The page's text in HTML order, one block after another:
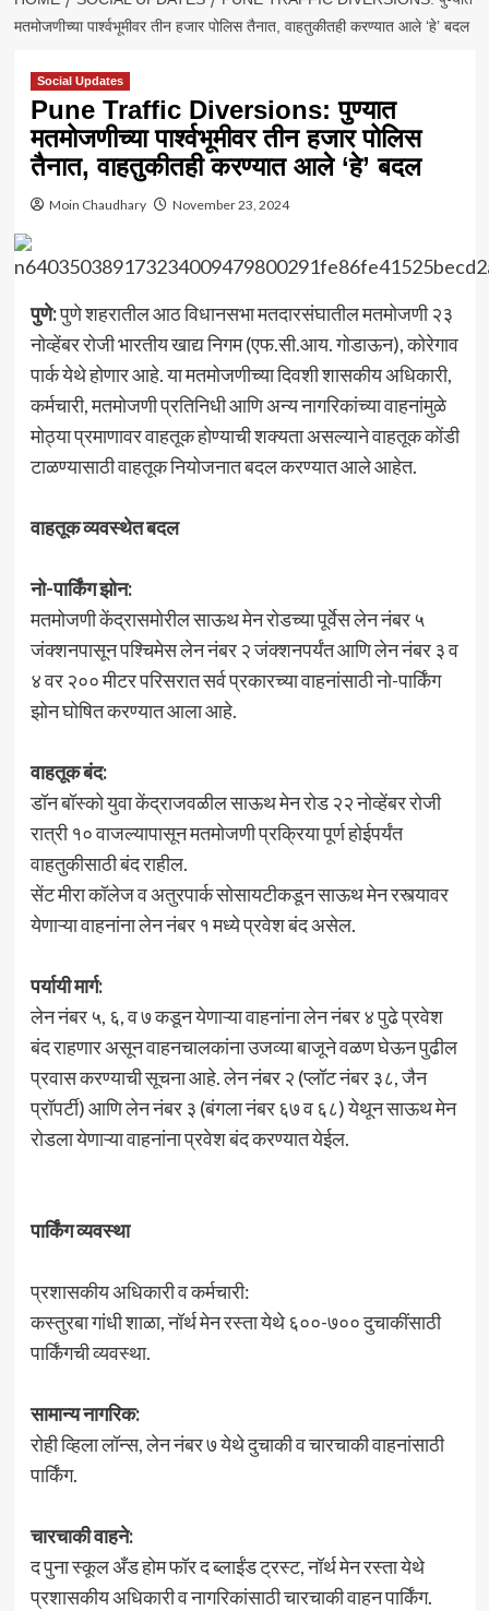
मतमोजणीच्या पार्श्वभूमीवर तीन हजार पोलिस तैनात, वाहतुकीतही करण्यात आले ‘हे’ बदल
Social Updates
Pune Traffic Diversions: पुण्यात
मतमोजणीच्या पार्श्वभूमीवर तीन हजार पोलिस
तैनात, वाहतुकीतही करण्यात आले ‘हे’ बदल
Moin Chaudhary November 23, 2024
पुणे:पुणे शहरातील आठ विधानसभा मतदारसंघातील मतमोजणी २३
नोव्हेंबर रोजी भारतीय खाद्य निगम (एफ.सी.आय. गोडाऊन), कोरेगाव
पार्क येथे होणार आहे. या मतमोजणीच्या दिवशी शासकीय अधिकारी,
कर्मचारी, मतमोजणी प्रतिनिधी आणि अन्य नागरिकांच्या वाहनांमुळे
मोठ्या प्रमाणावर वाहतूक होण्याची शक्यता असल्याने वाहतूक कोंडी
टाळण्यासाठी वाहतूक नियोजनात बदल करण्यात आले आहेत.
वाहतूक व्यवस्थेत बदल
नो-पार्किंग झोन:
मतमोजणी केंद्रासमोरील साऊथ मेन रोडच्या पूर्वेस लेन नंबर ५
जंक्शनपासून पश्चिमेस लेन नंबर २ जंक्शनपर्यंत आणि लेन नंबर ३ व
४ वर २०० मीटर परिसरात सर्व प्रकारच्या वाहनांसाठी नो-पार्किंग
झोन घोषित करण्यात आला आहे.
वाहतूक बंद:
डॉन बॉस्को युवा केंद्राजवळील साऊथ मेन रोड २२ नोव्हेंबर रोजी
रात्री १० वाजल्यापासून मतमोजणी प्रक्रिया पूर्ण होईपर्यंत
वाहतुकीसाठी बंद राहील.
सेंट मीरा कॉलेज व अतुरपार्क सोसायटीकडून साऊथ मेन रस्त्यावर
येणाऱ्या वाहनांना लेन नंबर १ मध्ये प्रवेश बंद असेल.
पर्यायी मार्ग:
लेन नंबर ५, ६, व ७ कडून येणाऱ्या वाहनांना लेन नंबर ४ पुढे प्रवेश
बंद राहणार असून वाहनचालकांना उजव्या बाजूने वळण घेऊन पुढील
प्रवास करण्याची सूचना आहे. लेन नंबर २ (प्लॉट नंबर ३८, जैन
प्रॉपर्टी) आणि लेन नंबर ३ (बंगला नंबर ६७ व ६८) येथून साऊथ मेन
रोडला येणाऱ्या वाहनांना प्रवेश बंद करण्यात येईल.
पार्किंग व्यवस्था
प्रशासकीय अधिकारी व कर्मचारी:
कस्तुरबा गांधी शाळा, नॉर्थ मेन रस्ता येथे ६००-७०० दुचाकींसाठी
पार्किंगची व्यवस्था.
सामान्य नागरिक:
रोही व्हिला लॉन्स, लेन नंबर ७ येथे दुचाकी व चारचाकी वाहनांसाठी
पार्किंग.
चारचाकी वाहने:
द पुना स्कूल अँड होम फॉर द ब्लाईंड ट्रस्ट, नॉर्थ मेन रस्ता येथे
प्रशासकीय अधिकारी व नागरिकांसाठी चारचाकी वाहन पार्किंग.